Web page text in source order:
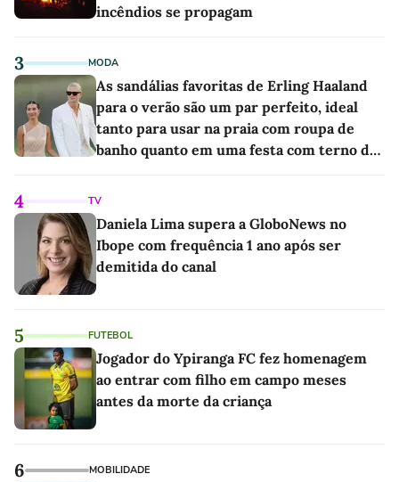
incêndios se propagam
3 MODA
As sandálias favoritas de Erling Haaland
para o verão são um par perfeito, ideal
tanto para usar na praia com roupa de
banho quanto em uma festa com terno de
4 TV
Daniela Lima supera a GloboNews no
Ibope com frequência 1 ano após ser
demitida do canal
5 FUTEBOL
Jogador do Ypiranga FC fez homenagem
ao entrar com filho em campo meses
antes da morte da criança
6 MOBILIDADE